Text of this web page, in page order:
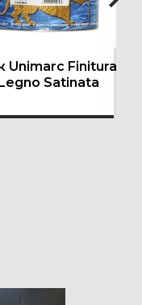
Unimarc Finitura
Satinata